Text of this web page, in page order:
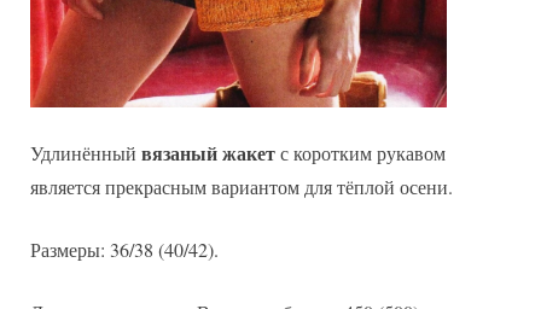
Удлинённый вязаный жакетс коротким рукавом
является прекрасным вариантом для тёплой осени.
Размеры: 36/38 (40/42).